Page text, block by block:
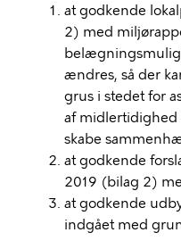
at godkende
2) med
ændres, så der
grus i stedet for
af midlertidighed
skabe
at godkende
2019 (bilag 2)
at godkende
indgået med